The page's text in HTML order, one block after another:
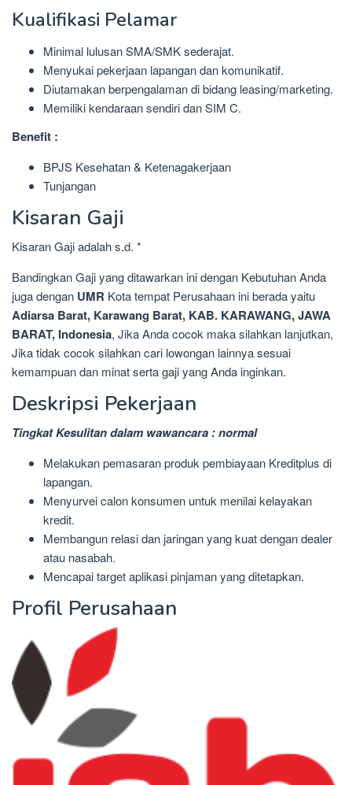
Kualifikasi Pelamar
Minimal lulusan SMA/SMK sederajat.
Menyukai pekerjaan lapangan dan komunikatif.
Diutamakan berpengalaman di bidang leasing/marketing.
Memiliki kendaraan sendiri dan SIM C.
Benefit :
BPJS Kesehatan & Ketenagakerjaan
Tunjangan
Kisaran Gaji
Kisaran Gaji adalah s.d. *
Bandingkan Gaji yang ditawarkan ini dengan Kebutuhan Anda
juga dengan UMR Kota tempat Perusahaan ini berada yaitu
Adiarsa Barat, Karawang Barat, KAB. KARAWANG, JAWA
BARAT, Indonesia, Jika Anda cocok maka silahkan lanjutkan,
Jika tidak cocok silahkan cari lowongan lainnya sesuai
kemampuan dan minat serta gaji yang Anda inginkan.
Deskripsi Pekerjaan
Tingkat Kesulitan dalam wawancara : normal
Melakukan pemasaran produk pembiayaan Kreditplus di
lapangan.
Menyurvei calon konsumen untuk menilai kelayakan
kredit.
Membangun relasi dan jaringan yang kuat dengan dealer
atau nasabah.
Mencapai target aplikasi pinjaman yang ditetapkan.
Profil Perusahaan